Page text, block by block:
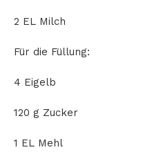
2 EL Milch
Für die Füllung:
4 Eigelb
120 g Zucker
1 EL Mehl